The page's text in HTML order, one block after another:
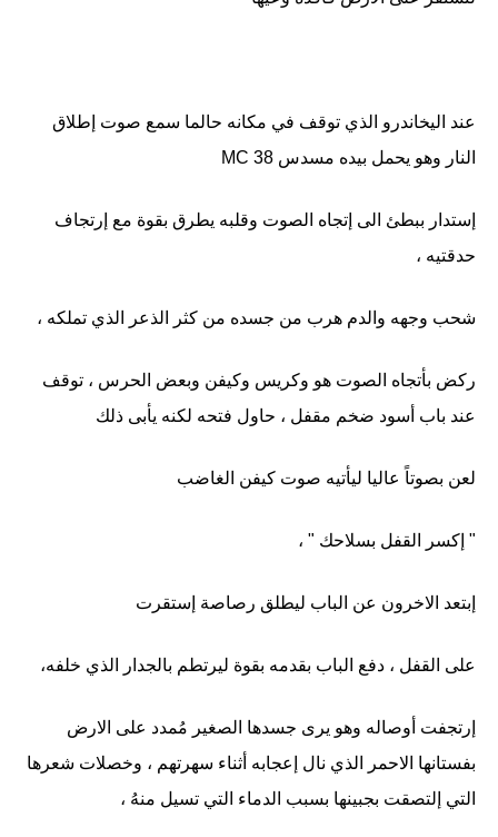
عند اليخاندرو الذي توقف في مكانه حالما سمع صوت إطلاق
النار وهو يحمل بيده مسدس MC 38
إستدار ببطئ الى إتجاه الصوت وقلبه يطرق بقوة مع إرتجاف
حدقتيه ،
شحب وجهه والدم هرب من جسده من كثر الذعر الذي تملكه ،
ركض بأتجاه الصوت هو وكريس وكيفن وبعض الحرس ، توقف
عند باب أسود ضخم مقفل ، حاول فتحه لكنه يأبى ذلك
لعن بصوتاً عاليا ليأتيه صوت كيفن الغاضب
" إكسر القفل بسلاحك " ،
إبتعد الاخرون عن الباب ليطلق رصاصة إستقرت
على القفل ، دفع الباب بقدمه بقوة ليرتطم بالجدار الذي خلفه،
إرتجفت أوصاله وهو يرى جسدها الصغير مُمدد على الارض
بفستانها الاحمر الذي نال إعجابه أثناء سهرتهم ، وخصلات شعرها
التي إلتصقت بجبينها بسبب الدماء التي تسيل منهُ ،